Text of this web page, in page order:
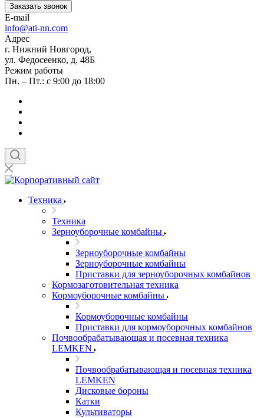
Заказать звонок
E-mail
info@ati-nn.com
Адрес
г. Нижний Новгород,
ул. Федосеенко, д. 48Б
Режим работы
Пн. – Пт.: с 9:00 до 18:00
Техника
Техника
Зерноуборочные комбайны
Зерноуборочные комбайны
Зерноуборочные комбайны
Приставки для зерноуборочных комбайнов
Кормозаготовительная техника
Кормоуборочные комбайны
Кормоуборочные комбайны
Приставки для кормоуборочных комбайнов
Почвообрабатывающая и посевная техника
LEMKEN
Почвообрабатывающая и посевная техника
LEMKEN
Дисковые бороны
Катки
Культиваторы